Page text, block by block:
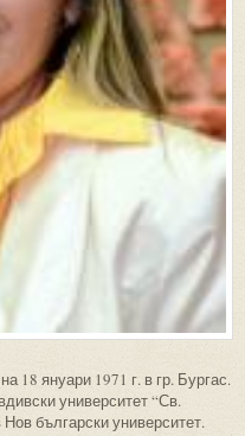
18 януари 1971 г. в гр. Бургас.
университет “Св.
български университет.